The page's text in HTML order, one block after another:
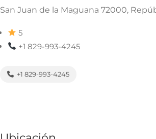
San Juan de la Maguana 72000,
5
+1 829-993-4245
+1 829-993-4245